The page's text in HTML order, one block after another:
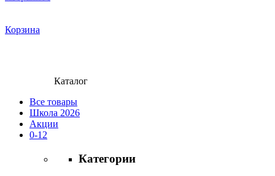
Корзина
Каталог
Все товары
Школа 2026
Акции
0-12
Категории